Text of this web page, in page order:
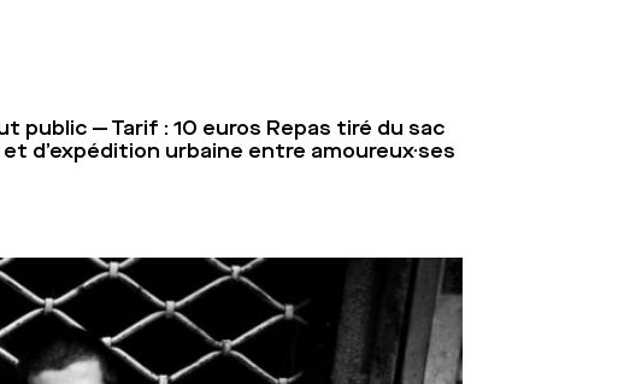
public — Tarif : 10 euros Repas tiré du sac
d’expédition urbaine entre amoureux·ses